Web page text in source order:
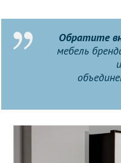
Обратите
мебель